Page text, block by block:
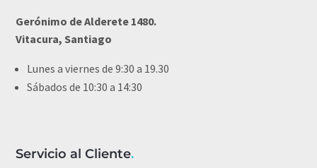
Gerónimo de Alderete 1480.
Vitacura, Santiago
Lunes a viernes de 9:30 a 19.30
Sábados de 10:30 a 14:30
Servicio al Cliente.